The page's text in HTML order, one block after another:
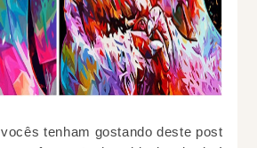
tenham gostando deste post